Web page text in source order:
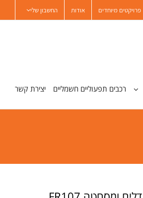
פרויקטים מיוחדים אודות החשבון שלי
רכבים תפעוליים חשמליים יצירת קשר